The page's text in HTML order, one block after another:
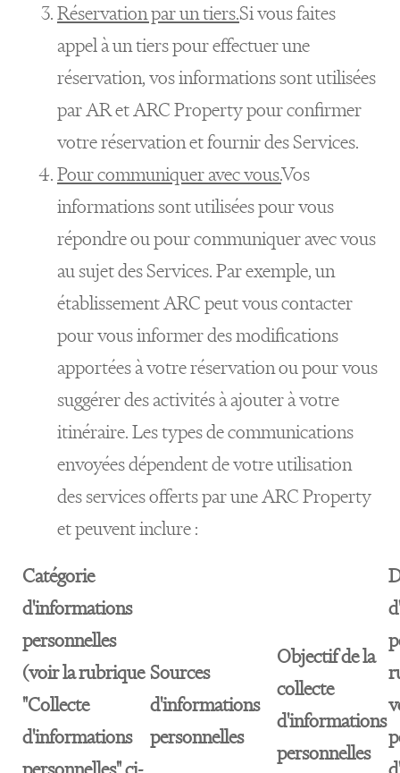
Réservation par un tiers.Si vous faites
appel à un tiers pour effectuer une
réservation, vos informations sont utilisées
par AR et ARC Property pour confirmer
votre réservation et fournir des Services.
Pour communiquer avec vous.Vos
informations sont utilisées pour vous
répondre ou pour communiquer avec vous
au sujet des Services. Par exemple, un
établissement ARC peut vous contacter
pour vous informer des modifications
apportées à votre réservation ou pour vous
suggérer des activités à ajouter à votre
itinéraire. Les types de communications
envoyées dépendent de votre utilisation
des services offerts par une ARC Property
et peuvent inclure :
Catégorie
d'informations
personnelles
(voir la rubrique
"Collecte
d'informations
Sources
d'informations
personnelles
Objectif de la
collecte
d'informations
personnelles